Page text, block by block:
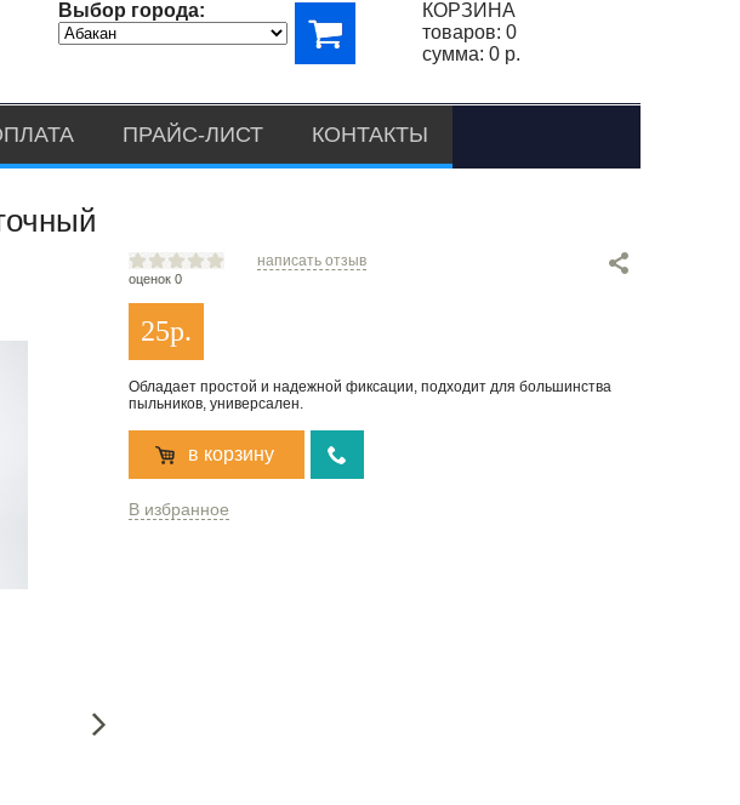
Выбор города:
КОРЗИНА
товаров: 0
сумма: 0 р.
ПРАЙС-ЛИСТ КОНТАКТЫ
оценок 0
написать отзыв
25р.
Обладает простой и надежной фиксации, подходит для большинства
пыльников, универсален.
в корзину
В избранное